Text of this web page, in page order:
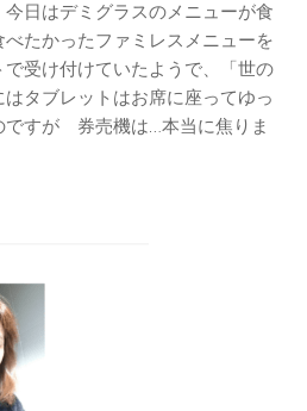
日はデミグラスのメニューが食
たかったファミレスメニューを
受け付けていたようで、「世の
タブレットはお席に座ってゆっ
ですが 券売機は…本当に焦りま